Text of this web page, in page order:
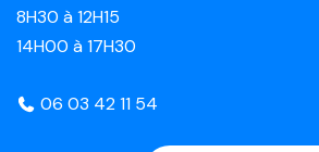
8H30 à 12H15
14H00 à 17H30
06 03 42 11 54